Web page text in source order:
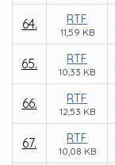
64. RTF
11,59 KB
65. RTF
10,33 KB
66. RTF
12,53 KB
67. RTF
10,08 KB